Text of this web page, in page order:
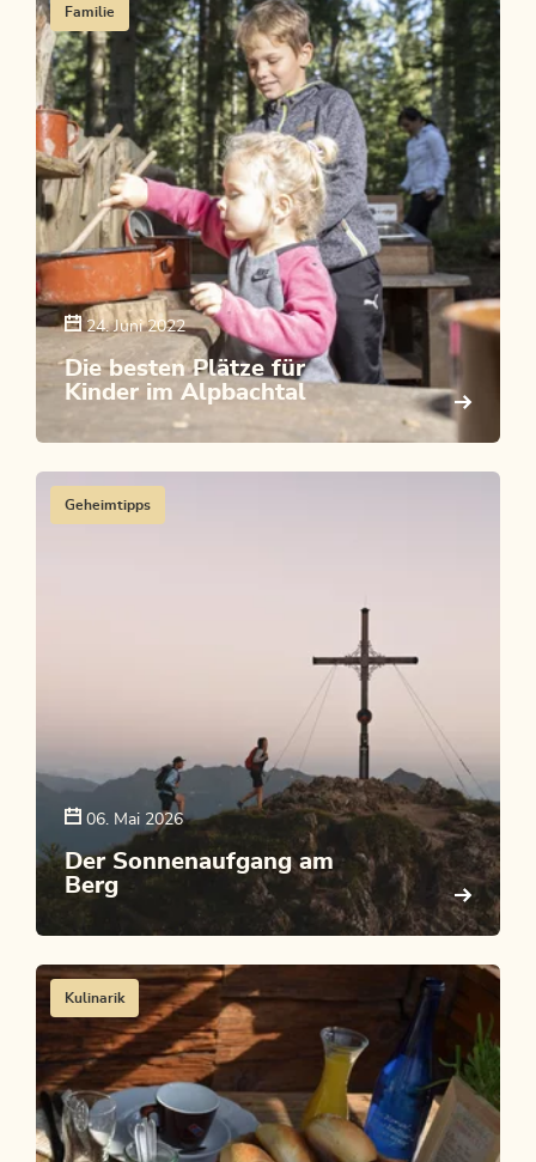
Familie
24. Juni 2022
Die besten Plätze für
Kinder im Alpbachtal
Geheimtipps
06. Mai 2026
Der Sonnenaufgang am
Berg
Kulinarik